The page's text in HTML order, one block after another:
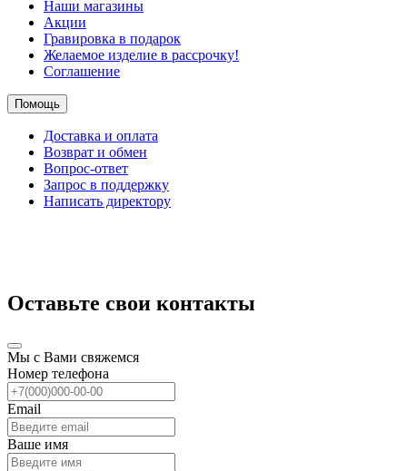
Наши магазины
Акции
Гравировка в подарок
Желаемое изделие в рассрочку!
Соглашение
Помощь
Доставка и оплата
Возврат и обмен
Вопрос-ответ
Запрос в поддержку
Написать директору
Оставьте свои контакты
Мы с Вами свяжемся
Номер телефона
Email
Ваше имя